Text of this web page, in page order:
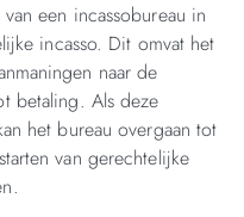
een incassobureau in
incasso. Dit omvat het
naar de
betaling. Als deze
het bureau overgaan tot
van gerechtelijke